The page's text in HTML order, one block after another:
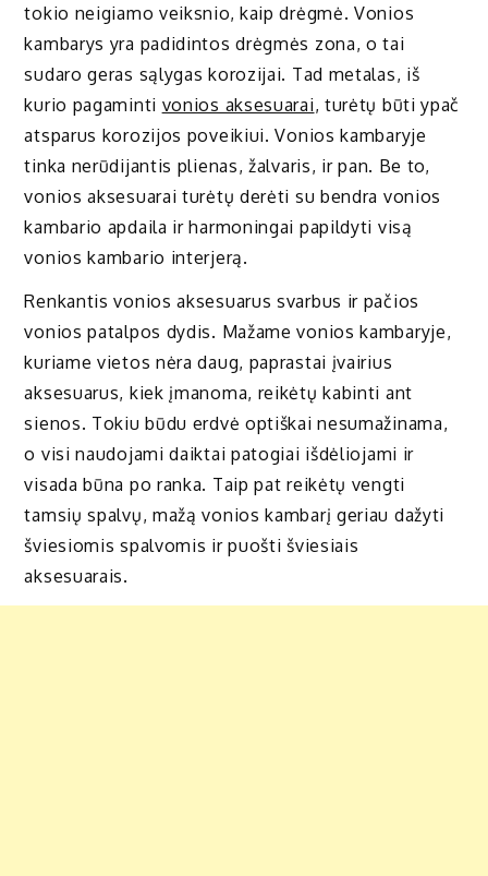
tokio neigiamo veiksnio, kaip drėgmė. Vonios
kambarys yra padidintos drėgmės zona, o tai
sudaro geras sąlygas korozijai. Tad metalas, iš
kurio pagaminti vonios aksesuarai, turėtų būti ypač
atsparus korozijos poveikiui. Vonios kambaryje
tinka nerūdijantis plienas, žalvaris, ir pan. Be to,
vonios aksesuarai turėtų derėti su bendra vonios
kambario apdaila ir harmoningai papildyti visą
vonios kambario interjerą.
Renkantis vonios aksesuarus svarbus ir pačios
vonios patalpos dydis. Mažame vonios kambaryje,
kuriame vietos nėra daug, paprastai įvairius
aksesuarus, kiek įmanoma, reikėtų kabinti ant
sienos. Tokiu būdu erdvė optiškai nesumažinama,
o visi naudojami daiktai patogiai išdėliojami ir
visada būna po ranka. Taip pat reikėtų vengti
tamsių spalvų, mažą vonios kambarį geriau dažyti
šviesiomis spalvomis ir puošti šviesiais
aksesuarais.